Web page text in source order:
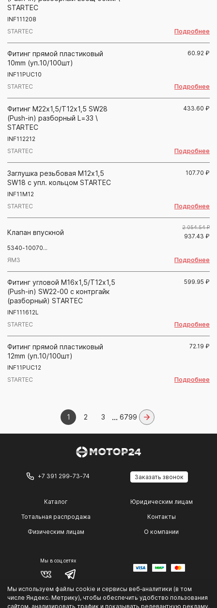
STARTEC
INF111208
STARTEC
Подробнее
Фитинг прямой пластиковый
10mm (уп.10/100шт)
INF11PUC10
STARTEC
60.92 ₽
Подробнее
Фитинг М22х1,5/Т12х1,5 SW28
(Push-in) разборный L=33 \
STARTEC
INF112212
STARTEC
433.60 ₽
Подробнее
Заглушка резьбовая М12х1,5
SW18 с упл. кольцом STARTEC
INF11M12
STARTEC
107.70 ₽
Подробнее
Клапан впускной
5340-10070...
ЯМЗ
2 054.54 ₽
937.43 ₽
Подробнее
Фитинг угловой М16х1,5/Т12х1,5
(Push-in) SW22-00 с контргайк
(разборный) STARTEC
INF111612L
STARTEC
599.95 ₽
Подробнее
Фитинг прямой пластиковый
12mm (уп.10/100шт)
INF11PUC12
STARTEC
72.19 ₽
Подробнее
1 2 3 ... 6799
Мы используем файлы cookie и сервисы веб‑аналитики (в том
числе Яндекс. Метрику), чтобы обеспечить удобство пользования
сайтом, анализировать трафик и показывать релевантную рекламу.
+7 391 299-73-74 Заказать звонок
Каталог
Тотальная распродажа
Физическим лицам
Юридическим лицам
Контакты
О компании
Мы в соц.сетях
Политика конфиденциальности © 2014 — 2026 г.
.